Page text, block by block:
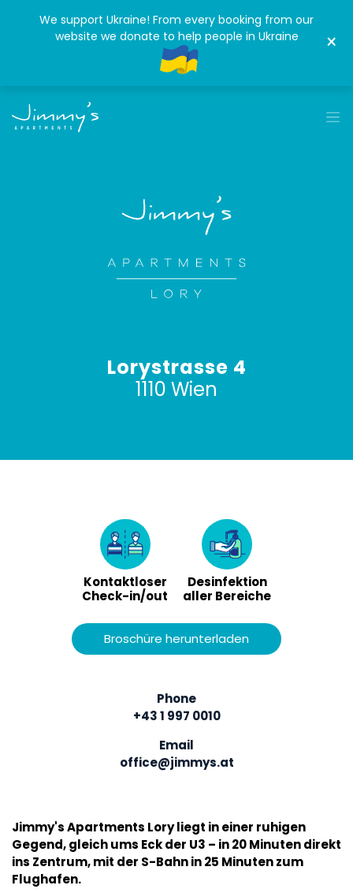
Lorystrasse 4
1110 Wien
Kontaktloser
Check-in/out
Desinfektion
aller Bereiche
Broschüre herunterladen
Phone
+43 1 997 0010
Email
office@jimmys.at
Jimmy's Apartments Lory liegt in einer ruhigen
Gegend, gleich ums Eck der U3 – in 20 Minuten direkt
ins Zentrum, mit der S-Bahn in 25 Minuten zum
Flughafen.
We support Ukraine! From every booking from our
website we donate to help people in Ukraine
×